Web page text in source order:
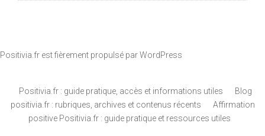
Positivia.fr est fièrement propulsé parWordPress
Positivia.fr : guide pratique, accès et informations utiles
Blog
positivia.fr : rubriques, archives et contenus récents
Affirmation
positive Positivia.fr : guide pratique et ressources utiles